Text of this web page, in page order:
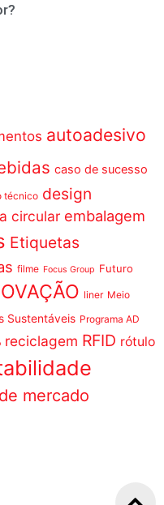
autoadesivo
caso de sucesso
técnico design
circular embalagem
Etiquetas
filme Focus Group Futuro
liner Meio
Sustentáveis Programa AD
reciclagem RFID rótulo
mercado